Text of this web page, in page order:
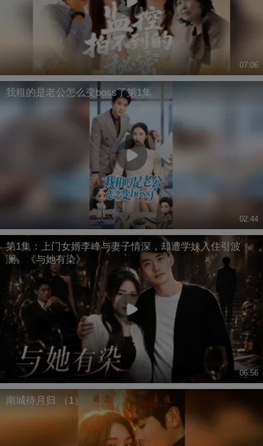
07:06
我租的是老公怎么变boss了第1集
02:44
第1集：上门女婿李峰与妻子情深，却遭学妹入住引波
澜。《与她有染》
06:56
南城待月归 （1）